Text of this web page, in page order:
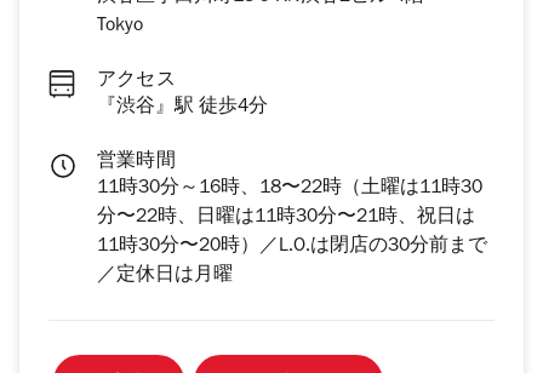
Tokyo
アクセス
『渋谷』駅 徒歩4分
営業時間
11時30分～16時、18〜22時（土曜は11時30
分〜22時、日曜は11時30分〜21時、祝日は
11時30分〜20時）／L.O.は閉店の30分前まで
／定休日は月曜